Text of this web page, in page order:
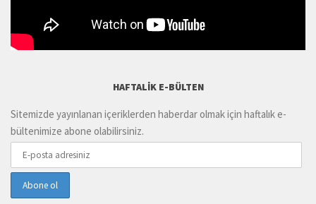
HAFTALIK E-BÜLTEN
Sitemizde yayınlanan içeriklerden haberdar olmak için haftalık e-
bültenimize abone olabilirsiniz.